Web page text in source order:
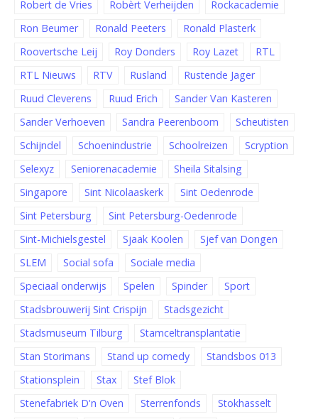
Robert de Vries
Robèrt Verheijden
Rockacademie
Ron Beumer
Ronald Peeters
Ronald Plasterk
Roovertsche Leij
Roy Donders Roy Lazet
RTL
RTL Nieuws
RTV Rusland
Rustende Jager
Ruud Cleverens
Ruud Erich
Sander Van Kasteren
Sander Verhoeven
Sandra Peerenboom
Scheutisten
Schijndel
Schoenindustrie Schoolreizen
Scryption
Selexyz
Seniorenacademie
Sheila Sitalsing
Singapore
Sint Nicolaaskerk
Sint Oedenrode
Sint Petersburg
Sint Petersburg-Oedenrode
Sint-Michielsgestel
Sjaak Koolen
Sjef van Dongen
SLEM
Social sofa
Sociale media
Speciaal onderwijs
Spelen Spinder
Sport
Stadsbrouwerij Sint Crispijn
Stadsgezicht
Stadsmuseum Tilburg
Stamceltransplantatie
Stan Storimans
Stand up comedy
Standsbos 013
Stationsplein
Stax
Stef Blok
Stenefabriek D'n Oven
Sterrenfonds
Stokhasselt